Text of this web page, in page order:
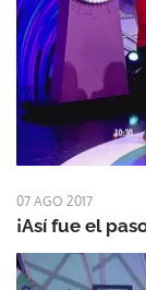
07 AGO 2017
¡Así fue el